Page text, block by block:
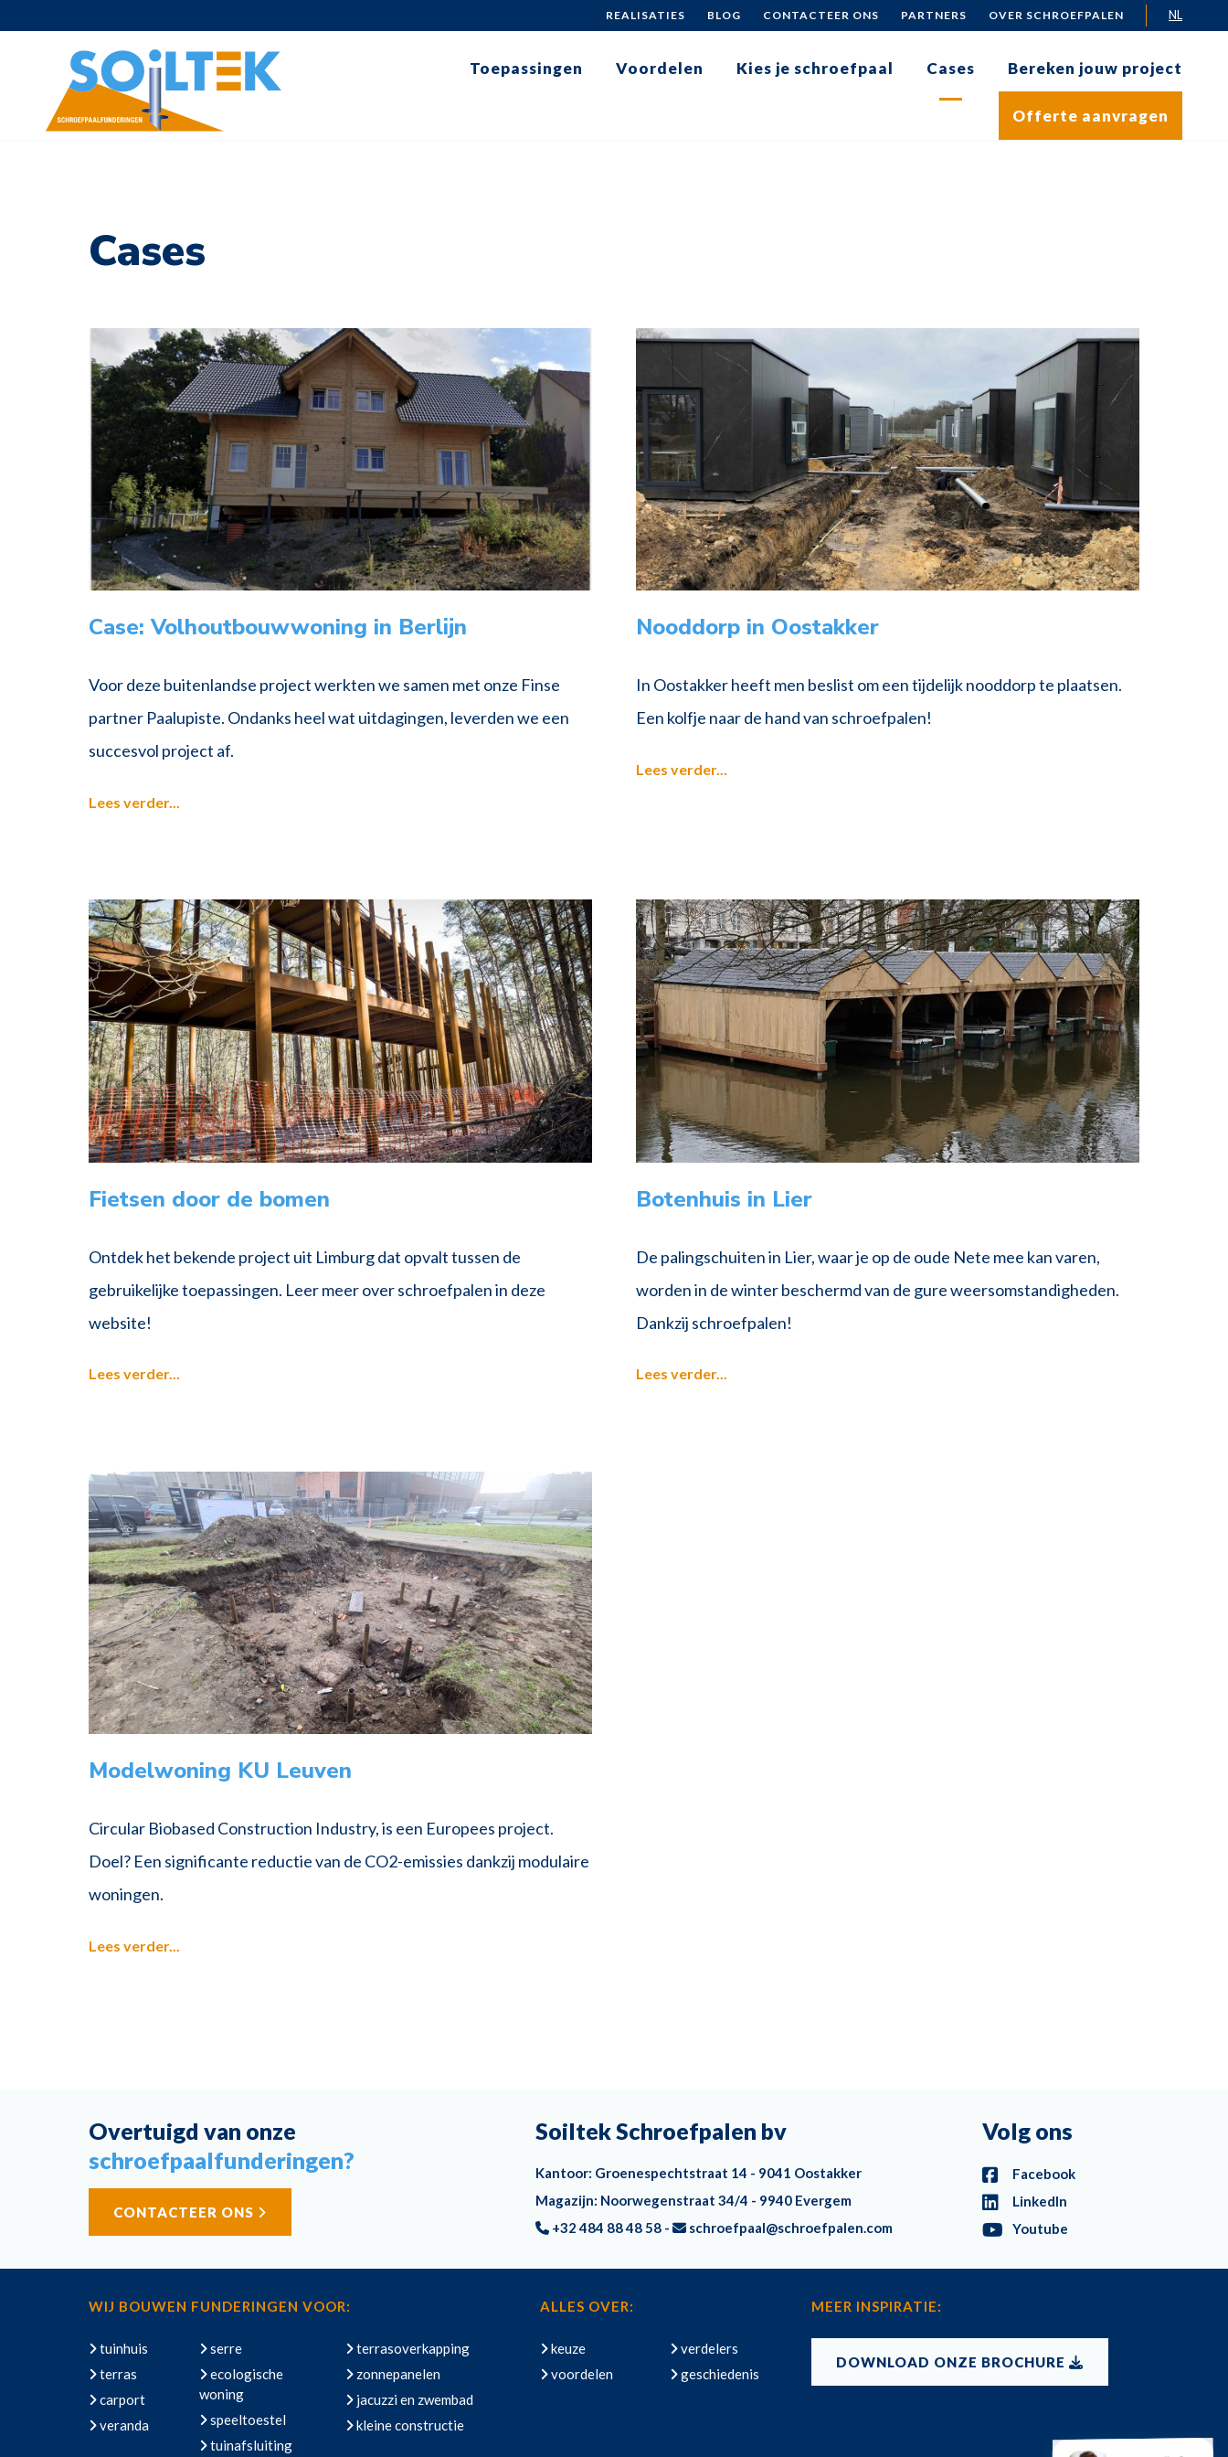
REALISATIES BLOG CONTACTEER ONS PARTNERS OVER SCHROEFPALEN NL
Toepassingen Voordelen Kies je schroefpaal Cases Bereken jouw project
Offerte aanvragen
Cases
Case: Volhoutbouwwoning in Berlijn
Voor deze buitenlandse project werkten we samen met onze Finse
partner Paalupiste. Ondanks heel wat uitdagingen, leverden we een
succesvol project af.
Lees verder...
Nooddorp in Oostakker
In Oostakker heeft men beslist om een tijdelijk nooddorp te plaatsen.
Een kolfje naar de hand van schroefpalen!
Lees verder...
Fietsen door de bomen
Ontdek het bekende project uit Limburg dat opvalt tussen de
gebruikelijke toepassingen. Leer meer over schroefpalen in deze
website!
Lees verder...
Botenhuis in Lier
De palingschuiten in Lier, waar je op de oude Nete mee kan varen,
worden in de winter beschermd van de gure weersomstandigheden.
Dankzij schroefpalen!
Lees verder...
Modelwoning KU Leuven
Circular Biobased Construction Industry, is een Europees project.
Doel? Een significante reductie van de CO2-emissies dankzij modulaire
woningen.
Lees verder...
Overtuigd van onze
schroefpaalfunderingen?
CONTACTEER ONS
Soiltek Schroefpalen bv
Kantoor: Groenespechtstraat 14 - 9041 Oostakker
Magazijn: Noorwegenstraat 34/4 - 9940 Evergem
+32 484 88 48 58 -
schroefpaal@schroefpalen.com
Volg ons
Facebook
LinkedIn
Youtube
WIJ BOUWEN FUNDERINGEN VOOR:
tuinhuis
terras
carport
veranda
serre
ecologische
woning
speeltoestel
tuinafsluiting
terrasoverkapping
zonnepanelen
jacuzzi en zwembad
kleine constructie
ALLES OVER:
keuze
voordelen
verdelers
geschiedenis
MEER INSPIRATIE:
DOWNLOAD ONZE BROCHURE